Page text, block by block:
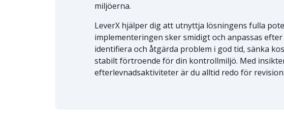
miljöerna.
LeverX hjälper dig att utnyttja lösningens fulla
implementeringen sker smidigt och anpassas
identifiera och åtgärda problem i god tid, sänka
stabilt förtroende för din kontrollmiljö. Med
efterlevnadsaktiviteter är du alltid redo för revision.